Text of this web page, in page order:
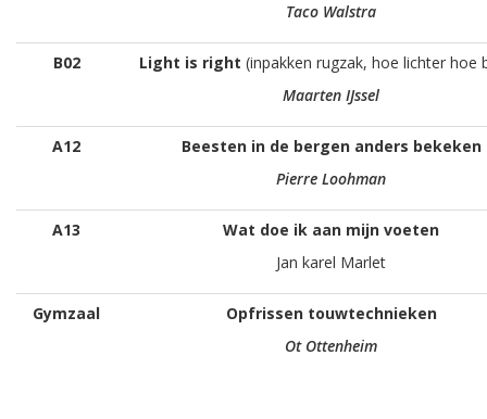
Taco Walstra
B02 Light is right (inpakken rugzak, hoe lichter hoe
Maarten IJssel
A12
Beesten in de bergen anders bekeken
Pierre Loohman
A13
Wat doe ik aan mijn voeten
Jan karel Marlet
Gymzaal
Opfrissen touwtechnieken
Ot Ottenheim